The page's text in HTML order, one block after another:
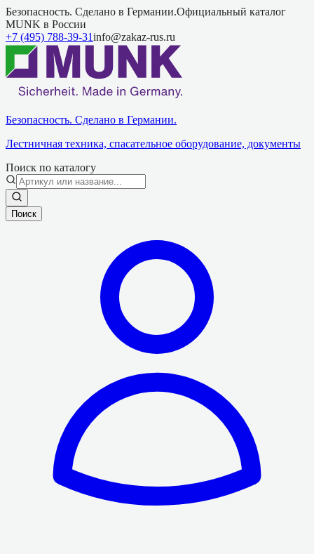
Безопасность. Сделано в Германии.Официальный каталог
MUNK в России
+7 (495) 788-39-31info@zakaz-rus.ru
Безопасность. Сделано в Германии.
Лестничная техника, спасательное оборудование, документы
Поиск по каталогу
Поиск